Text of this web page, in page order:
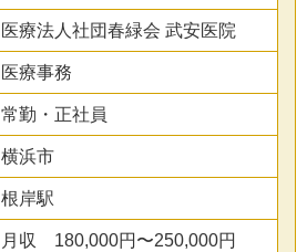
医療法人社団春緑会 武安医院
医療事務
常勤・正社員
横浜市
根岸駅
月収 180,000円〜250,000円